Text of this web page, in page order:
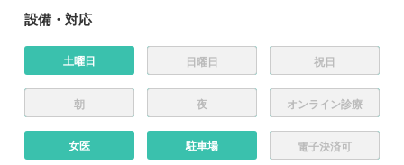
設備・対応
土曜日 日曜日 祝日
朝 夜 オンライン診療
女医 駐車場 電子決済可